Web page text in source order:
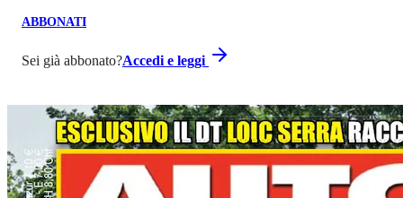
ABBONATI
Sei già abbonato?Accedi e leggi